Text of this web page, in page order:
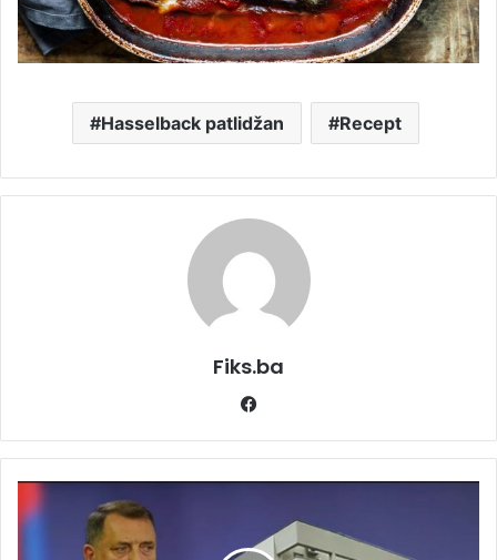
Hasselback patlidžan Recept
Fiks.ba
Hrvatski
mediji: